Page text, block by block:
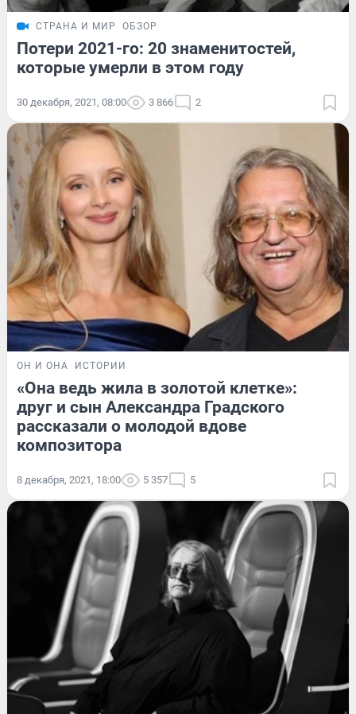
СТРАНА И МИР ОБЗОР
Потери 2021-го: 20 знаменитостей,
которые умерли в этом году
30 декабря, 2021, 08:00 3 866 2
ОН И ОНА ИСТОРИИ
«Она ведь жила в золотой клетке»:
друг и сын Александра Градского
рассказали о молодой вдове
композитора
8 декабря, 2021, 18:00 5 357 5